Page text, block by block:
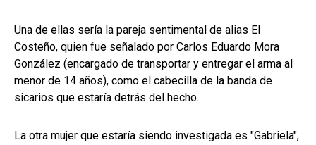
Una de ellas sería la pareja sentimental de alias El
Costeño, quien fue señalado por Carlos Eduardo Mora
González (encargado de transportar y entregar el arma al
menor de 14 años), como el cabecilla de la banda de
sicarios que estaría detrás del hecho.
La otra mujer que estaría siendo investigada es "Gabriela",